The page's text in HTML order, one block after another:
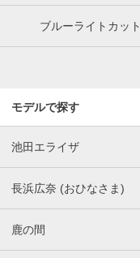
ブルーライトカット
モデルで探す
池田エライザ
長浜広奈 (おひなさま)
鹿の間